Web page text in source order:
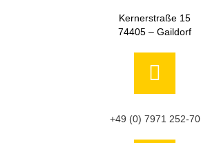
Kernerstraße 15
74405 – Gaildorf
+49 (0) 7971 252-70